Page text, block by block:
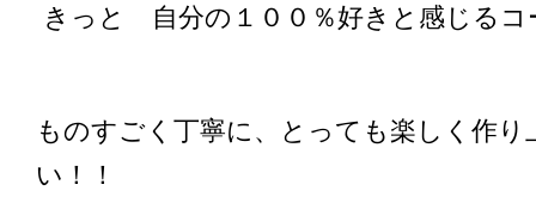
きっと 自分の１００％好きと感じるコ
ものすごく丁寧に、とっても楽しく作
い！！